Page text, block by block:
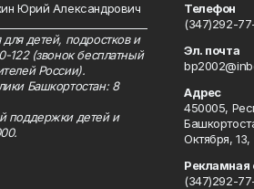
Юрий Александрович
детей, подростков и
122 (звонок бесплатный
России).
Башкортостан: 8
поддержки детей и
Телефон
(347)292-
Эл. почта
Адрес
450005,
Октября,
Рекламная
(347)292-